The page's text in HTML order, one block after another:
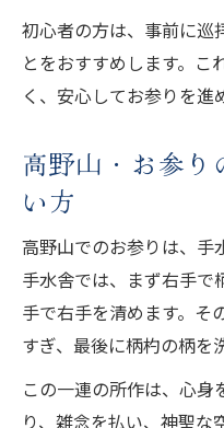
初心者の方は、事前に巡
とをおすすめします。こ
く、安心してお参りを進
高野山・お参り
い方
高野山でのお参りは、手
手水舎では、まず右手で
手で右手を清めます。そ
すぎ、最後に柄杓の柄を
この一連の所作は、心
り、雑念を払い、神聖な